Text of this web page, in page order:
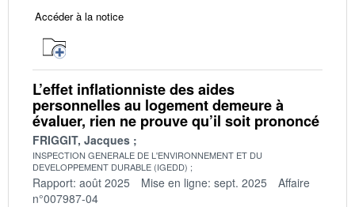
Accéder à la notice
L’effet inflationniste des aides
personnelles au logement demeure à
évaluer, rien ne prouve qu’il soit prononcé
FRIGGIT, Jacques
INSPECTION GENERALE DE L'ENVIRONNEMENT ET DU
DEVELOPPEMENT DURABLE (IGEDD)
Rapport: août 2025 Mise en ligne: sept. 2025
Affaire
n°007987-04